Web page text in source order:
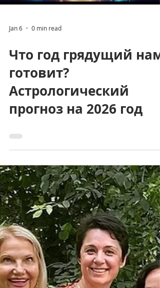
Jan 6 0 min read
Что год грядущий нам
готовит?
Астрологический
прогноз на 2026 год